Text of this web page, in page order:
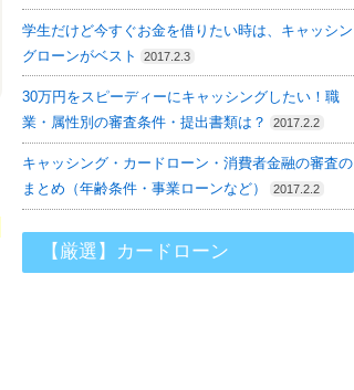
学生だけど今すぐお金を借りたい時は、キャッシン
グローンがベスト
2017.2.3
30万円をスピーディーにキャッシングしたい！職
業・属性別の審査条件・提出書類は？
2017.2.2
キャッシング・カードローン・消費者金融の審査の
まとめ（年齢条件・事業ローンなど）
2017.2.2
【厳選】カードローン